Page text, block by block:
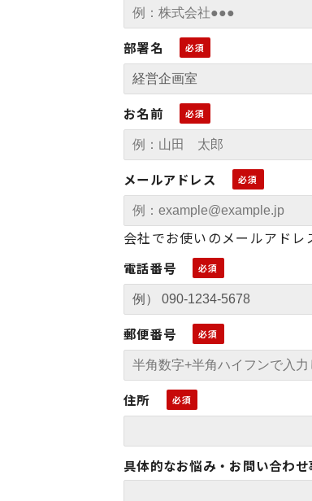
部署名
お名前
メールアドレス
会社でお使いのメールアドレ
電話番号
郵便番号
住所
具体的なお悩み・お問い合わせ